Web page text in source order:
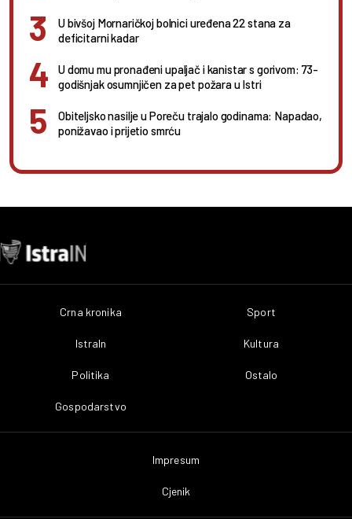
U bivšoj Mornaričkoj bolnici uređena 22 stana za
deficitarni kadar
U domu mu pronađeni upaljač i kanistar s gorivom: 73-
godišnjak osumnjičen za pet požara u Istri
Obiteljsko nasilje u Poreču trajalo godinama: Napadao,
ponižavao i prijetio smrću
Crna kronika
IstraIn
Politika
Gospodarstvo
Sport
Kultura
Ostalo
Impresum
Cjenik